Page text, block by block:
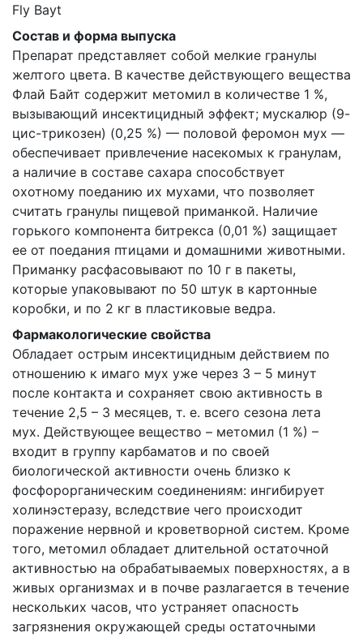
Fly Bayt
Состав и форма выпуска
Препарат представляет собой мелкие гранулы
желтого цвета. В качестве действующего вещества
Флай Байт содержит метомил в количестве 1 %,
вызывающий инсектицидный эффект; мускалюр (9-
цис-трикозен) (0,25 %) — половой феромон мух —
обеспечивает привлечение насекомых к гранулам,
а наличие в составе сахара способствует
охотному поеданию их мухами, что позволяет
считать гранулы пищевой приманкой. Наличие
горького компонента битрекса (0,01 %) защищает
ее от поедания птицами и домашними животными.
Приманку расфасовывают по 10 г в пакеты,
которые упаковывают по 50 штук в картонные
коробки, и по 2 кг в пластиковые ведра.
Фармакологические свойства
Обладает острым инсектицидным действием по
отношению к имаго мух уже через 3 – 5 минут
после контакта и сохраняет свою активность в
течение 2,5 – 3 месяцев, т. е. всего сезона лета
мух. Действующее вещество – метомил (1 %) –
входит в группу карбаматов и по своей
биологической активности очень близко к
фосфорорганическим соединениям: ингибирует
холинэстеразу, вследствие чего происходит
поражение нервной и кроветворной систем. Кроме
того, метомил обладает длительной остаточной
активностью на обрабатываемых поверхностях, а в
живых организмах и в почве разлагается в течение
нескольких часов, что устраняет опасность
загрязнения окружающей среды остаточными